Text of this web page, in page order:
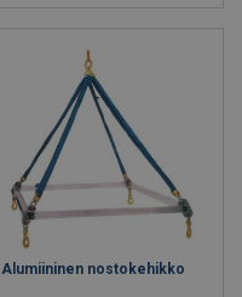
Alumiininen nostokehikko